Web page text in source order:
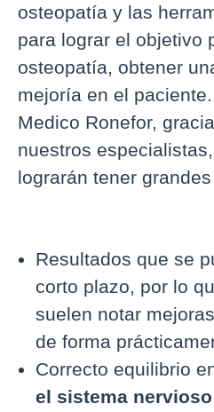
osteopatía y las
para lograr el objetivo
osteopatía, obtener
mejoría en el
Medico Ronefor,
nuestros
lograrán tener
Resultados que se
corto plazo, por lo
suelen notar
de forma
Correcto equilibrio
el sistema nervioso